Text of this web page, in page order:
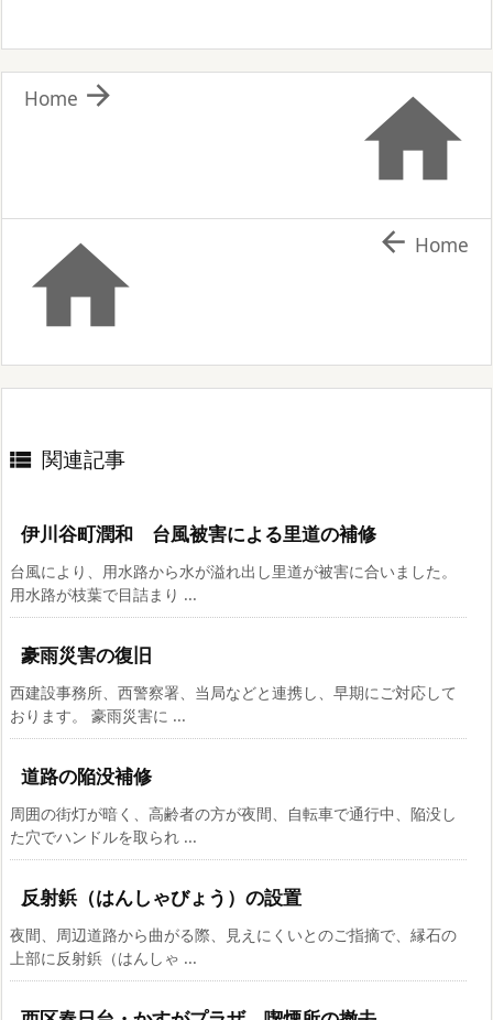


Home
  Home
 関連記事
伊川谷町潤和 台風被害による里道の補修
台風により、用水路から水が溢れ出し里道が被害に合いました。
用水路が枝葉で目詰まり ...
豪雨災害の復旧
西建設事務所、西警察署、当局などと連携し、早期にご対応して
おります。 豪雨災害に ...
道路の陥没補修
周囲の街灯が暗く、高齢者の方が夜間、自転車で通行中、陥没し
た穴でハンドルを取られ ...
反射鋲（はんしゃびょう）の設置
夜間、周辺道路から曲がる際、見えにくいとのご指摘で、縁石の
上部に反射鋲（はんしゃ ...